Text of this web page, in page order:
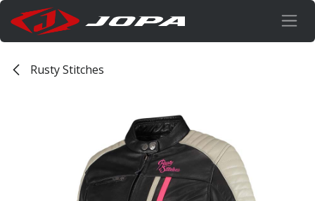
Overslaan naar inhoud
Rusty Stitches